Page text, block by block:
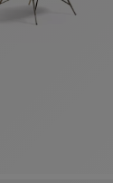
: 7 couleurs disponibles